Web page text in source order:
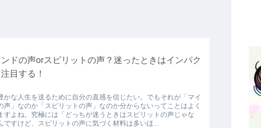
ドの声orスピリットの声？迷ったときはインパク
目する！
かな人生を送るために自分の直感を信じたい。でもそれが「マイ
声」なのか「スピリットの声」なのか分からないってことはよく
すよね。究極には「どっちが迷うときはスピリットの声じゃな
ですけど、スピリットの声に気づく材料は多いほ...